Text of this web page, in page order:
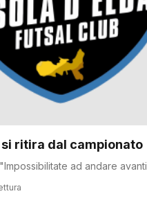
ritira dal campionato
ad andare